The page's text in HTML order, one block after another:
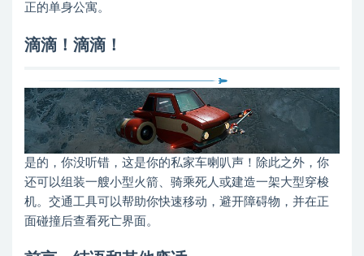
正的单身公寓。
滴滴！滴滴！
是的，你没听错，这是你的私家车喇叭声！除此之外，你
还可以组装一艘小型火箭、骑乘死人或建造一架大型穿梭
机。交通工具可以帮助你快速移动，避开障碍物，并在正
面碰撞后查看死亡界面。